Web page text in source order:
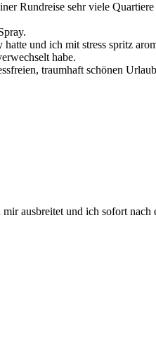
Rundreise sehr viele
und ich mit stress spritz
habe.
traumhaft schönen
ausbreitet und ich sofort